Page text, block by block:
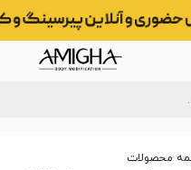
محصولات